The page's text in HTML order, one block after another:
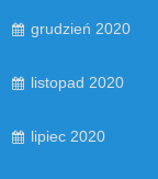
grudzień 2020
listopad 2020
lipiec 2020